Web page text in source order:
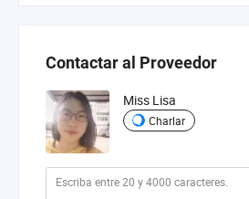
Contactar al Proveedor
Miss Lisa
Charlar